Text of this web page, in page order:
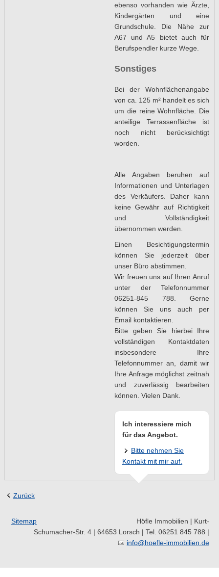
ebenso vorhanden wie Ärzte,
Kindergärten und eine
Grundschule. Die Nähe zur
A67 und A5 bietet auch für
Berufspendler kurze Wege.
Sonstiges
Bei der Wohnflächenangabe
von ca. 125 m² handelt es sich
um die reine Wohnfläche. Die
anteilige Terrassenfläche ist
noch nicht berücksichtigt
worden.
Alle Angaben beruhen auf
Informationen und Unterlagen
des Verkäufers. Daher kann
keine Gewähr auf Richtigkeit
und Vollständigkeit
übernommen werden.
Einen Besichtigungstermin
können Sie jederzeit über
unser Büro abstimmen.
Wir freuen uns auf Ihren Anruf
unter der Telefonnummer
06251-845 788. Gerne
können Sie uns auch per
Email kontaktieren.
Bitte geben Sie hierbei Ihre
vollständigen Kontaktdaten
insbesondere Ihre
Telefonnummer an, damit wir
Ihre Anfrage möglichst zeitnah
und zuverlässig bearbeiten
können. Vielen Dank.
Ich interessiere mich
für das Angebot.
Bitte nehmen Sie
Kontakt mit mir auf.
Zurück
Sitemap Höfle Immobilien | Kurt-
Schumacher-Str. 4 | 64653 Lorsch | Tel. 06251 845 788 |
info@hoefle-immobilien.de